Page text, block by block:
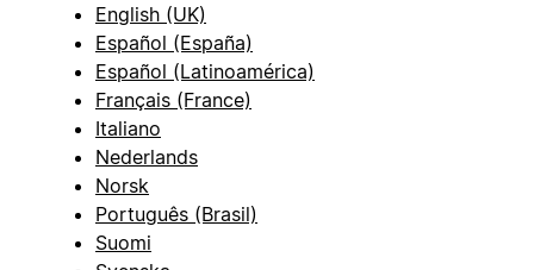
English (UK)
Español (España)
Español (Latinoamérica)
Français (France)
Italiano
Nederlands
Norsk
Português (Brasil)
Suomi